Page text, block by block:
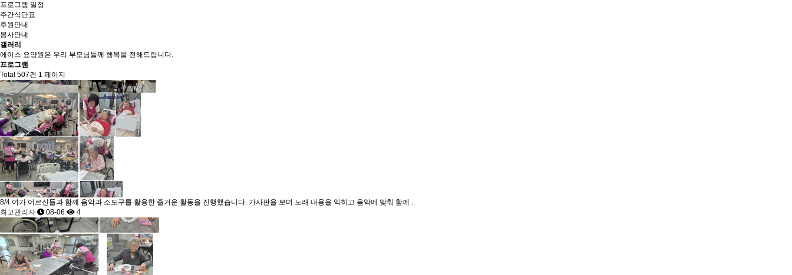
프로그램 일정
주간식단표
후원안내
봉사안내
갤러리
에이스 요양원은 우리 부모님들께 행복을 전해드립니다.
프로그램
Total 507건 1 페이지
8/4 여가 어르신들과 함께 음악과 소도구를 활용한 즐거운 활동을 진행했습니다. 가사판을 보며 노래 내용을 익히고 음악에 맞춰 함께 ..
최고관리자
08-06 4